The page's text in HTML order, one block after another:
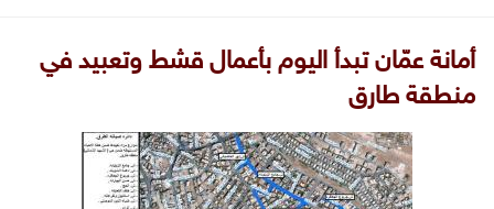
أمانة عمّان تبدأ اليوم بأعمال قشط وتعبيد في
منطقة طارق